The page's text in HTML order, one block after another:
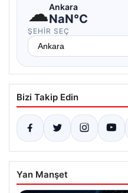
☁Ankara
NaN°C
ŞEHIR SEÇ
Bizi Takip Edin
Yan Manşet